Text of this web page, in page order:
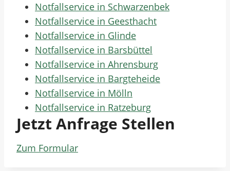
Notfallservice in Schwarzenbek
Notfallservice in Geesthacht
Notfallservice in Glinde
Notfallservice in Barsbüttel
Notfallservice in Ahrensburg
Notfallservice in Bargteheide
Notfallservice in Mölln
Notfallservice in Ratzeburg
Jetzt Anfrage Stellen
Zum Formular